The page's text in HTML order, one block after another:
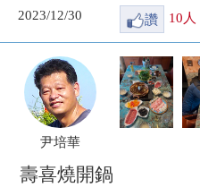
2023/12/30 讚 10 人
尹培華
壽喜燒開鍋